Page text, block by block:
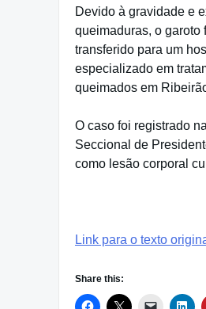
Devido à gravidade e
queimaduras, o garoto
transferido para um
especializado em
queimados em
O caso foi registrado
Seccional de
como lesão corporal
Link para o texto
Share this: